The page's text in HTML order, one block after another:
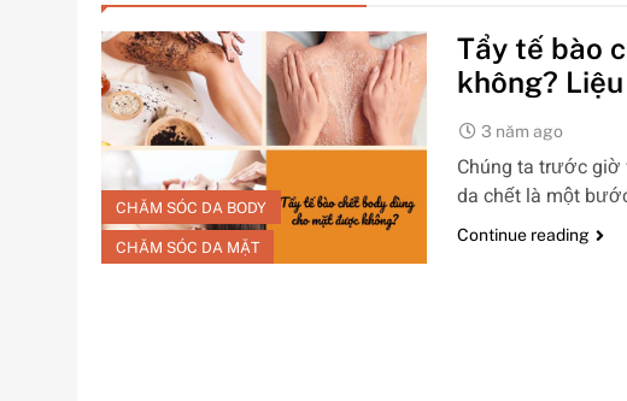
CHĂM SÓC DA BODY
CHĂM SÓC DA MẶT
Tẩy tế bào
không?
3 năm ago
Chúng ta trước
da chết là một
Continue reading